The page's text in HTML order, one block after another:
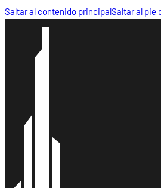
Saltar al contenido principalSaltar al pie